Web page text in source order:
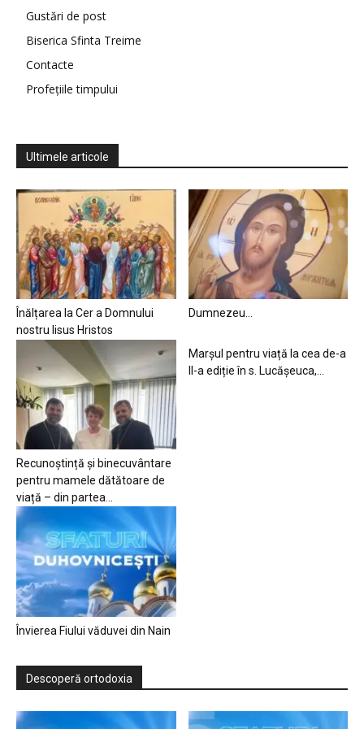
Gustări de post
Biserica Sfinta Treime
Contacte
Profețiile timpului
Ultimele articole
Înălțarea la Cer a Domnului
nostru Iisus Hristos
Dumnezeu…
Recunoștință și binecuvântare
pentru mamele dătătoare de
viață – din partea...
Marșul pentru viață la cea de-a
II-a ediție în s. Lucășeuca,...
Învierea Fiului văduvei din Nain
Descoperă ortodoxia